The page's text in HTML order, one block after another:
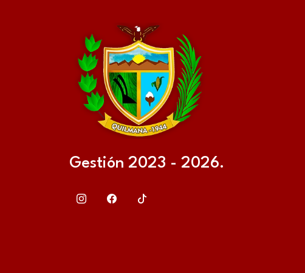
Gestión 2023 - 2026.